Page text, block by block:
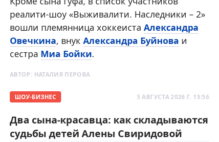
реалити-шоу «Выживалити. Наследники – 2»
вошли племянница хоккеиста Александра
Овечкина, внук Александра Буйнова и
сестра Миа Бойки.
АВТОР: НАТАЛИЯ ПЕРОВА
ШОУ-БИЗНЕС 5 АВГУСТА 2026 Г. 15:56
Два сына-красавца: как складываются
судьбы детей Алены Свиридовой